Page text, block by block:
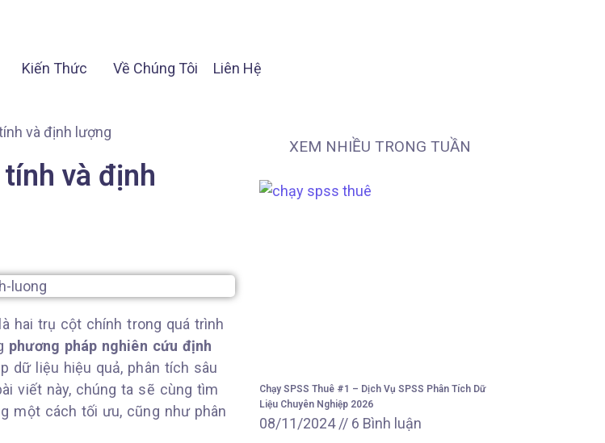
Kiến Thức Về Chúng Tôi Liên Hệ
và định lượng
và định
hai trụ cột chính trong quá trình
phương pháp nghiên cứu định
dữ liệu hiệu quả, phân tích sâu
viết này, chúng ta sẽ cùng tìm
một cách tối ưu, cũng như phân
XEM NHIỀU TRONG TUẦN
Chạy SPSS Thuê #1 – Dịch Vụ SPSS Phân Tích Dữ
Liệu Chuyên Nghiệp 2026
08/11/2024 6 Bình luận